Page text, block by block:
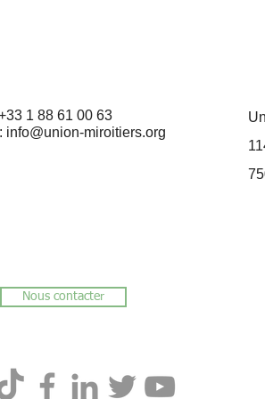
1 88 61 00 63
info@union-miroitiers.org
Nous contacter